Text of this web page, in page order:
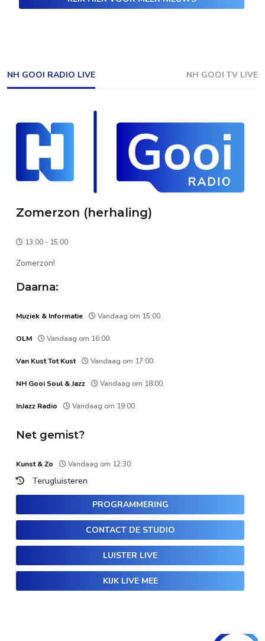
NH GOOI RADIO LIVE NH GOOI TV LIVE
Zomerzon (herhaling)
13:00 - 15:00
Zomerzon!
Daarna:
Muziek & Informatie Vandaag om 15:00.
OLM Vandaag om 16:00.
Van Kust Tot Kust Vandaag om 17:00.
NH Gooi Soul & Jazz Vandaag om 18:00.
InJazz Radio Vandaag om 19:00.
Net gemist?
Kunst & Zo Vandaag om 12:30.
Terugluisteren
PROGRAMMERING
CONTACT DE STUDIO
LUISTER LIVE
KIJK LIVE MEE